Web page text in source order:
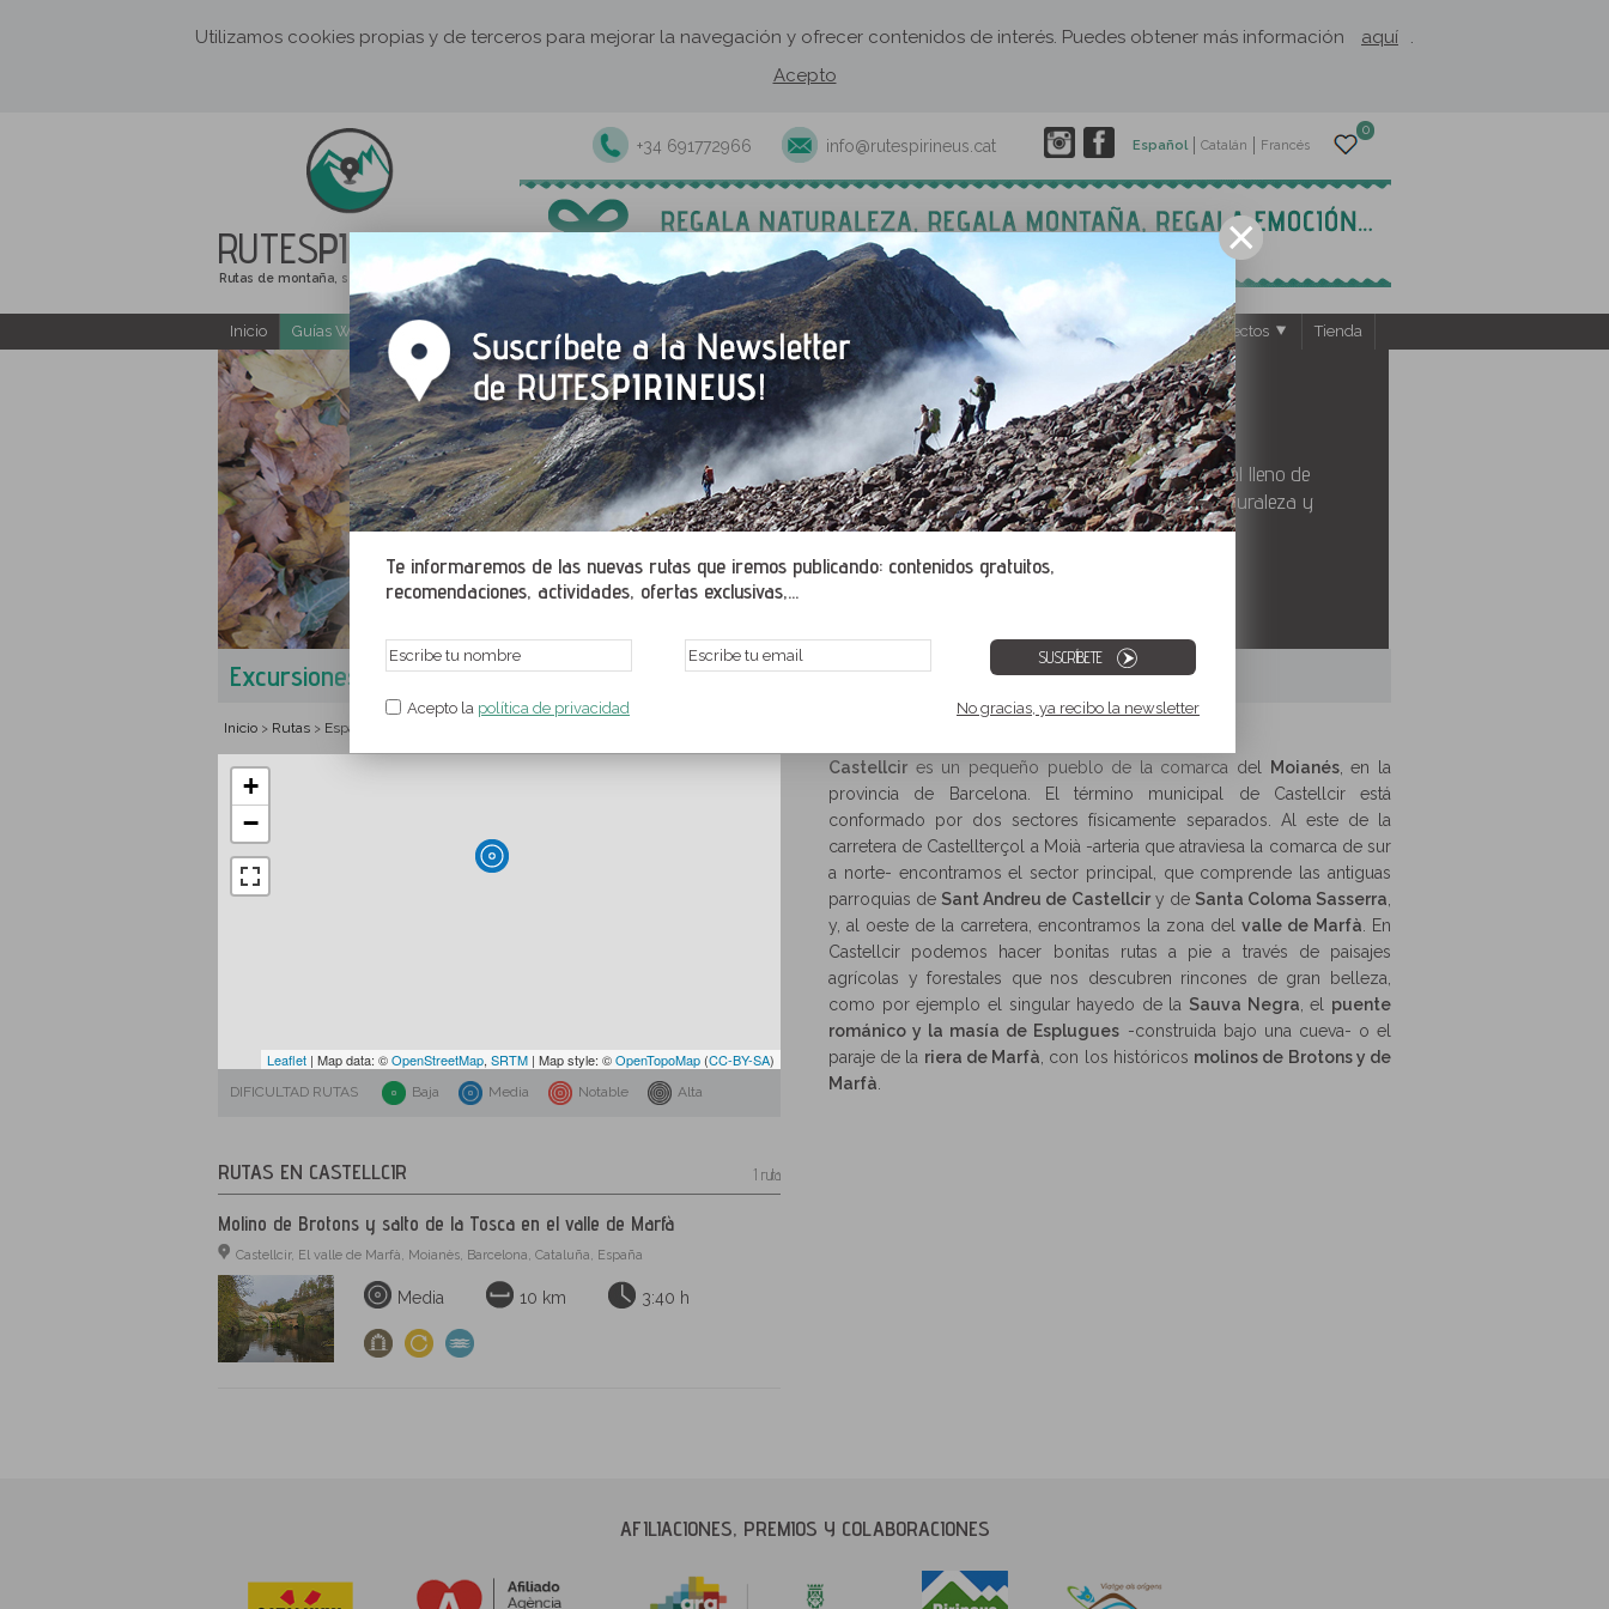
Utilizamos cookies propias y de terceros para mejorar la navegación y ofrecer contenidos de interés. Puedes obtener más información aquí
.
Acepto
RUTESPIRINEUS
Rutas de montaña, senderismo y excursiones
0
Español Catalán Francés
+34 691772966 info@rutespirineus.cat
Te informaremos de las nuevas rutas que iremos publicando: contenidos gratuitos,
recomendaciones, actividades, ofertas exclusivas,...
SUSCRÍBETE
Acepto la política de privacidad No gracias, ya recibo la newsletter
Inicio Guías Web y PDF gratuitas Excursiones y actividades guiadas Rutas autoguiadas Establecimientos El Rusc: Proyectos Tienda
Castellcir
Un pueblo tranquilo situado en un territorio rural lleno de
autenticidad donde podemos disfrutar de la naturaleza y
descubrir un interesante patrimonio histórico
Excursiones en Castellcir
Inicio > Rutas > España
+
−
Leaflet | Map data: ©OpenStreetMap, SRTM | Map style: ©OpenTopoMap (CC-BY-SA)
DIFICULTAD RUTAS Baja Media Notable Alta
RUTAS EN CASTELLCIR 1 ruta
Molino de Brotons y salto de la Tosca en el valle de Marfà
Castellcir, El valle de Marfà, Moianès, Barcelona, Cataluña, España
Media 10 km 3:40 h
Castellcir es un pequeño pueblo de la comarca del Moianés, en la
provincia de Barcelona. El término municipal de Castellcir está
conformado por dos sectores físicamente separados. Al este de la
carretera de Castellterçol a Moià -arteria que atraviesa la comarca de sur
a norte- encontramos el sector principal, que comprende las antiguas
parroquias de Sant Andreu de Castellciry de Santa Coloma Sasserra
y, al oeste de la carretera, encontramos la zona del valle de Marfà . En
Castellcir podemos hacer bonitas rutas a pie a través de paisajes
agrícolas y forestales que nos descubren rincones de gran belleza,
como por ejemplo el singular hayedo de la Sauva Negra , el puente
románico y la masía de Esplugues -construida bajo una cueva- o el
paraje de la riera de Marfà , con los históricos molinos de Brotons y de
Marfà
AFILIACIONES, PREMIOS Y COLABORACIONES